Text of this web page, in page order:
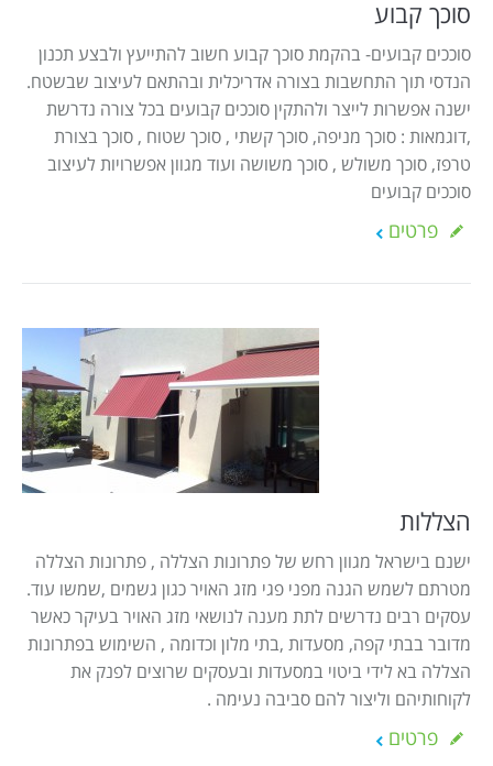
סוכך קבוע
סוככים קבועים- בהקמת סוכך קבוע חשוב להתייעץ ולבצע תכנון
הנדסי תוך התחשבות בצורה אדריכלית ובהתאם לעיצוב שבשטח.
ישנה אפשרות לייצר ולהתקין סוככים קבועים בכל צורה נדרשת
,דוגמאות : סוכך מניפה, סוכך קשתי , סוכך שטוח , סוכך בצורת
טרפז, סוכך משולש , סוכך משושה ועוד מגוון אפשרויות לעיצוב
סוככים קבועים
פרטים
הצללות
ישנם בישראל מגוון רחש של פתרונות הצללה , פתרונות הצללה
מטרתם לשמש הגנה מפני פגי מזג האויר כגון גשמים ,שמשו עוד.
עסקים רבים נדרשים לתת מענה לנושאי מזג האויר בעיקר כאשר
מדובר בבתי קפה, מסעדות ,בתי מלון וכדומה , השימוש בפתרונות
הצללה בא לידי ביטוי במסעדות ובעסקים שרוצים לפנק את
לקוחותיהם וליצור להם סביבה נעימה .
פרטים